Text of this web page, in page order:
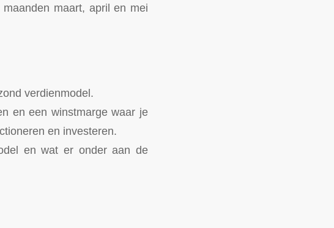
maart, april en mei
verdienmodel.
en een winstmarge waar je
en investeren.
en wat er onder aan de